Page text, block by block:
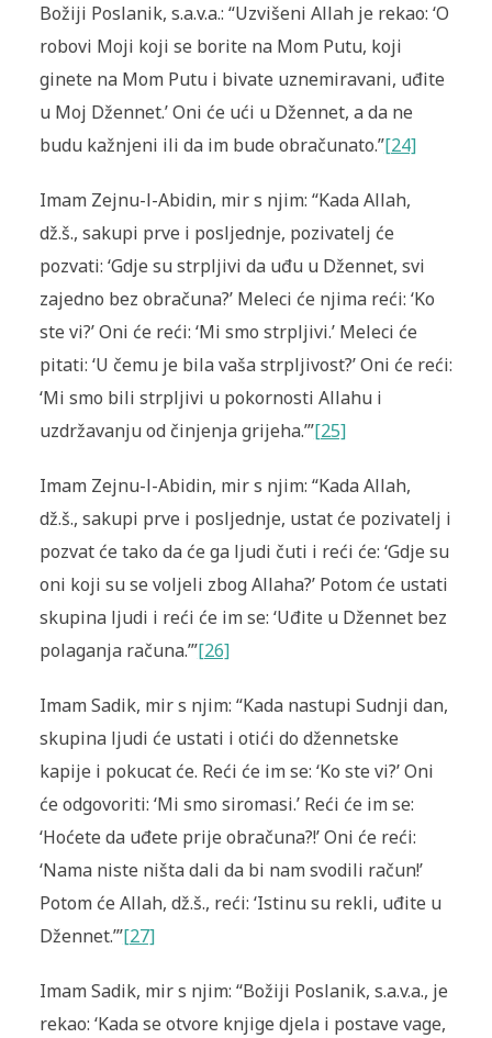
Božiji Poslanik, s.a.v.a.: “Uzvišeni Allah je rekao: ‘O
robovi Moji koji se borite na Mom Putu, koji
ginete na Mom Putu i bivate uznemiravani, uđite
u Moj Džennet.’ Oni će ući u Džennet, a da ne
budu kažnjeni ili da im bude obračunato.”[24]
Imam Zejnu-l-Abidin, mir s njim: “Kada Allah,
dž.š., sakupi prve i posljednje, pozivatelj će
pozvati: ‘Gdje su strpljivi da uđu u Džennet, svi
zajedno bez obračuna?’ Meleci će njima reći: ‘Ko
ste vi?’ Oni će reći: ‘Mi smo strpljivi.’ Meleci će
pitati: ‘U čemu je bila vaša strpljivost?’ Oni će reći:
‘Mi smo bili strpljivi u pokornosti Allahu i
uzdržavanju od činjenja grijeha.’”[25]
Imam Zejnu-l-Abidin, mir s njim: “Kada Allah,
dž.š., sakupi prve i posljednje, ustat će pozivatelj i
pozvat će tako da će ga ljudi čuti i reći će: ‘Gdje su
oni koji su se voljeli zbog Allaha?’ Potom će ustati
skupina ljudi i reći će im se: ‘Uđite u Džennet bez
polaganja računa.’”[26]
Imam Sadik, mir s njim: “Kada nastupi Sudnji dan,
skupina ljudi će ustati i otići do džennetske
kapije i pokucat će. Reći će im se: ‘Ko ste vi?’ Oni
će odgovoriti: ‘Mi smo siromasi.’ Reći će im se:
‘Hoćete da uđete prije obračuna?!’ Oni će reći:
‘Nama niste ništa dali da bi nam svodili račun!’
Potom će Allah, dž.š., reći: ‘Istinu su rekli, uđite u
Džennet.’”[27]
Imam Sadik, mir s njim: “Božiji Poslanik, s.a.v.a., je
rekao: ‘Kada se otvore knjige djela i postave vage,